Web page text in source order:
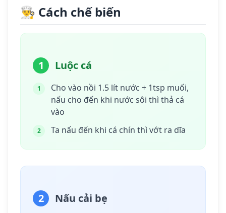
👨‍🍳 Cách chế biến
1 Luộc cá
1
Cho vào nồi 1.5 lít nước + 1tsp muối,
nấu cho đến khi nước sôi thì thả cá
vào
2 Ta nấu đến khi cá chín thì vớt ra dĩa
2 Nấu cải bẹ